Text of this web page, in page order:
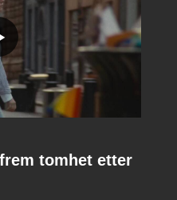
tomhet etter